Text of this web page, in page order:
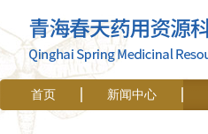
首页 新闻中心